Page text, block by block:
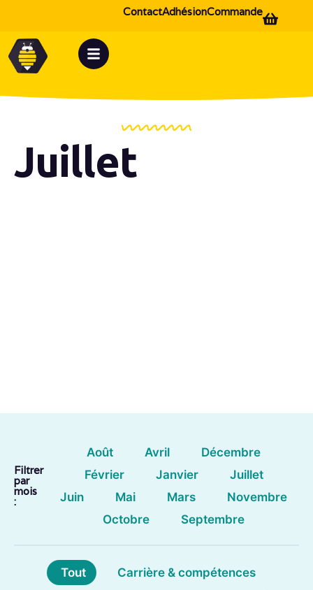
Commande
Adhésion
Contact
Juillet
Filtrer
par
mois
:
Août Avril
Décembre
Février
Janvier
Juillet
Juin
Mai Mars
Novembre
Octobre
Septembre
Carrière & compétences
Tout